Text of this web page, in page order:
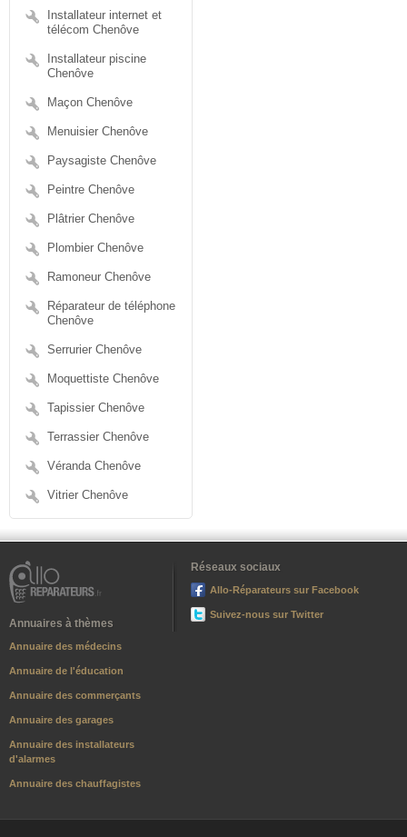
Installateur internet et
télécom Chenôve
Installateur piscine
Chenôve
Maçon Chenôve
Menuisier Chenôve
Paysagiste Chenôve
Peintre Chenôve
Plâtrier Chenôve
Plombier Chenôve
Ramoneur Chenôve
Réparateur de téléphone
Chenôve
Serrurier Chenôve
Moquettiste Chenôve
Tapissier Chenôve
Terrassier Chenôve
Véranda Chenôve
Vitrier Chenôve
Annuaires à thèmes
Annuaire des médecins
Annuaire de l'éducation
Annuaire des commerçants
Annuaire des garages
Annuaire des installateurs
d'alarmes
Annuaire des chauffagistes
Réseaux sociaux
Allo-Réparateurs sur Facebook
Suivez-nous sur Twitter